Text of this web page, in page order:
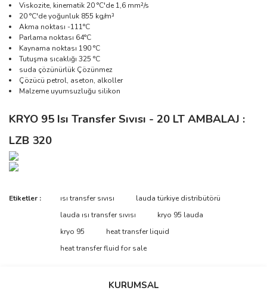
Viskozite, kinematik 20 °C'de 1,6 mm²/s
20 °C'de yoğunluk 855 kg/m³
Akma noktası -111°C
Parlama noktası 64°C
Kaynama noktası 190 °C
Tutuşma sıcaklığı 325 °C
suda çözünürlük Çözünmez
Çözücü petrol, aseton, alkoller
Malzeme uyumsuzluğu silikon
KRYO 95 Isı Transfer Sıvısı - 20 LT AMBALAJ :
LZB 320
Bu ürüne ilk yorumu siz yapın!
Yorum Yaz
Bu ürünün fiyat bilgisi, resim, ürün açıklamalarında ve diğer
tarafımıza iletebilirsiniz.
Görüş ve önerileriniz için teşekkür ederiz.
Etiketler : ısı transfer sıvısı
lauda türkiye distribütörü
lauda ısı transfer sıvısı
kryo 95 lauda
kryo 95
heat transfer liquid
heat transfer fluid for sale
KURUMSAL